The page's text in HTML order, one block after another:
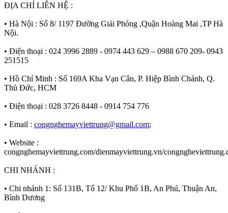
ĐỊA CHỈ LIÊN HỆ :
• Hà Nội : Số 8/ 1197 Đường Giải Phóng ,Quận Hoàng Mai ,TP Hà
Nội.
• Điện thoại : 024 3996 2889 - 0974 443 629 – 0988 670 209- 0943
251515
• Hồ Chí Minh : Số 169A Kha Vạn Cân, P. Hiệp Bình Chánh, Q.
Thủ Đức, HCM
• Điện thoại : 028 3726 8448 - 0914 754 776
• Email : congnghemayviettrung@gmail.com;
• Website :
congnghemayviettrung.com/dienmayviettrung.vn/
CHI NHÁNH :
• Chi nhánh 1: Số 131B, Tổ 12/ Khu Phố 1B, An Phú, Thuận An,
Bình Dương